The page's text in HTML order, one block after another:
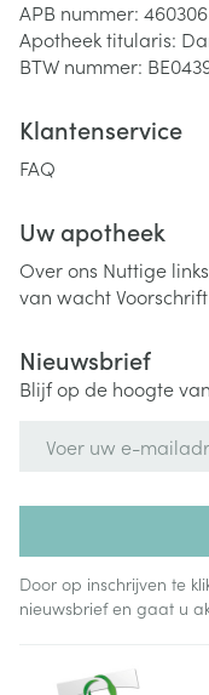
APB nummer: 460306
Apotheek titularis:
BTW nummer:
Klantenservice
FAQ
Uw apotheek
Over ons Nuttige links
van wachtVoorschrift
Nieuwsbrief
Blijf op de hoogte
Door op inschrijven te
nieuwsbrief en gaat u